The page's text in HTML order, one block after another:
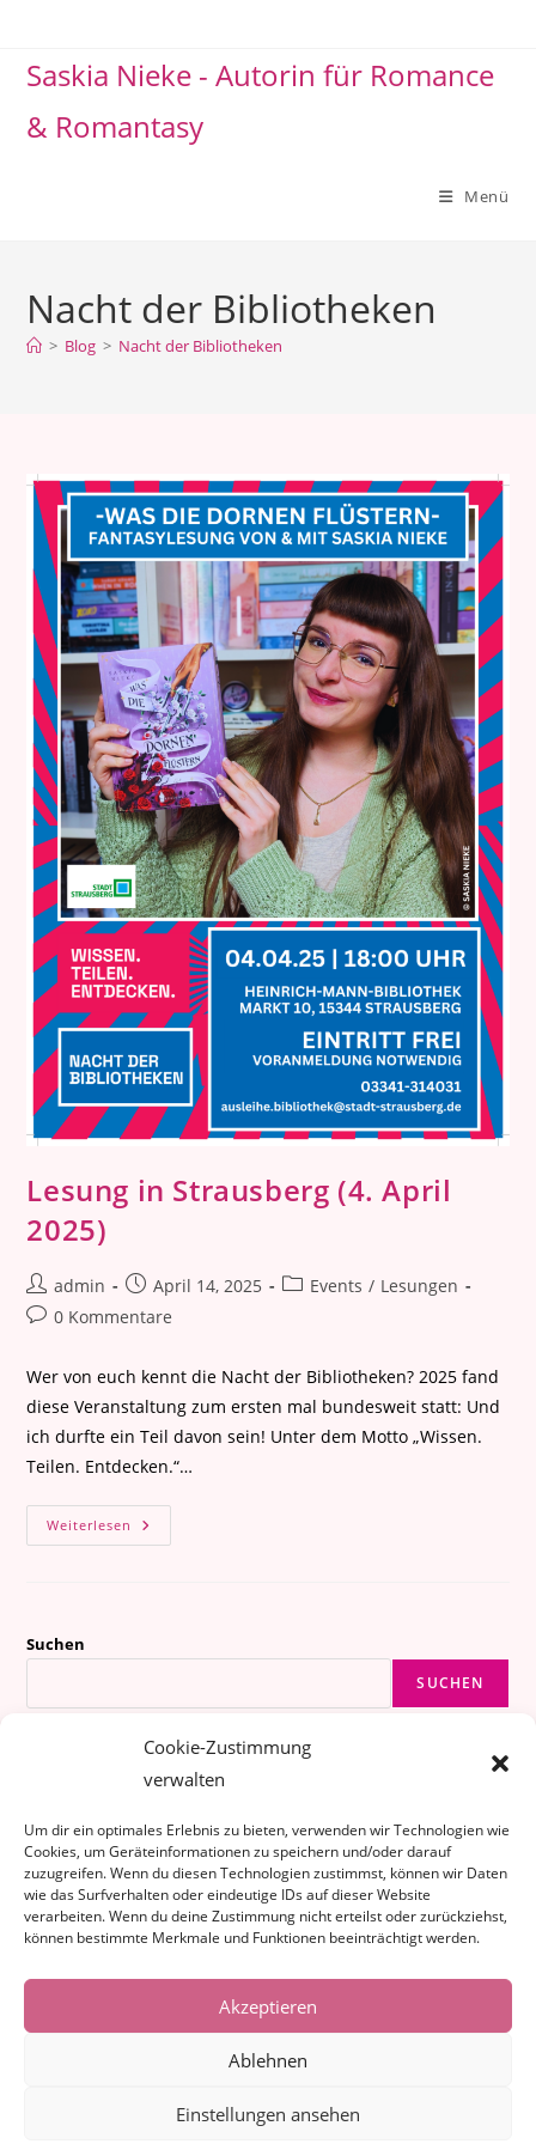
Cookie-Zustimmung
verwalten
Um dir ein optimales Erlebnis zu bieten, verwenden wir Technologien wie
Cookies, um Geräteinformationen zu speichern und/oder darauf
zuzugreifen. Wenn du diesen Technologien zustimmst, können wir Daten
wie das Surfverhalten oder eindeutige IDs auf dieser Website
verarbeiten. Wenn du deine Zustimmung nicht erteilst oder zurückziehst,
können bestimmte Merkmale und Funktionen beeinträchtigt werden.
Akzeptieren
Ablehnen
Einstellungen ansehen
springen
Saskia Nieke - Autorin für Romance
& Romantasy
Menü
Nacht der Bibliotheken
> Blog > Nacht der Bibliotheken
Lesung in Strausberg (4. April
2025)
Beitrags-
Autor:
admin
Beitrag
veröffentlicht:
April 14, 2025
Beitrags-
Events / Lesungen
Beitrags-
0 Kommentare
Wer von euch kennt die Nacht der Bibliotheken? 2025 fand
diese Veranstaltung zum ersten mal bundesweit statt: Und
ich durfte ein Teil davon sein! Unter dem Motto „Wissen.
Teilen. Entdecken.“…
Weiterlesen Lesung
In
Suchen
SUCHEN
Goodreads
Threads